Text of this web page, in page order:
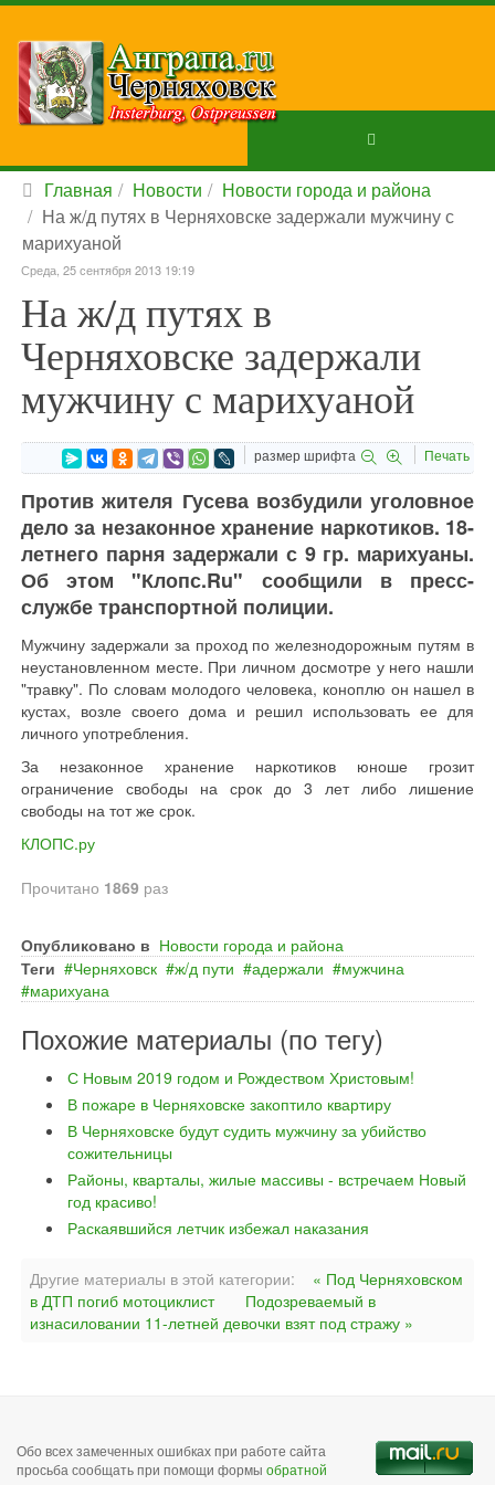
Главная Новости
Новости города и района
На ж/д путях в Черняховске задержали мужчину с
марихуаной
Среда, 25 сентября 2013 19:19
На ж/д путях в
Черняховске задержали
мужчину с марихуаной
размер шрифта Печать
Против жителя Гусева возбудили уголовное
дело за незаконное хранение наркотиков. 18-
летнего парня задержали с 9 гр. марихуаны.
Об этом "Клопс.Ru" сообщили в пресс-
службе транспортной полиции.
Мужчину задержали за проход по железнодорожным путям в
неустановленном месте. При личном досмотре у него нашли
"травку". По словам молодого человека, коноплю он нашел в
кустах, возле своего дома и решил использовать ее для
личного употребления.
За незаконное хранение наркотиков юноше грозит
ограничение свободы на срок до 3 лет либо лишение
свободы на тот же срок.
КЛОПС.ру
Прочитано 1869 раз
Опубликовано в Новости города и района
Теги
Черняховск ж/д пути адержали
мужчина
марихуана
Похожие материалы (по тегу)
С Новым 2019 годом и Рождеством Христовым!
В пожаре в Черняховске закоптило квартиру
В Черняховске будут судить мужчину за убийство
сожительницы
Районы, кварталы, жилые массивы - встречаем Новый
год красиво!
Раскаявшийся летчик избежал наказания
Другие материалы в этой категории:
« Под Черняховском
в ДТП погиб мотоциклист
Подозреваемый в
изнасиловании 11-летней девочки взят под стражу »
Обо всех замеченных ошибках при работе сайта
просьба сообщать при помощи формы обратной